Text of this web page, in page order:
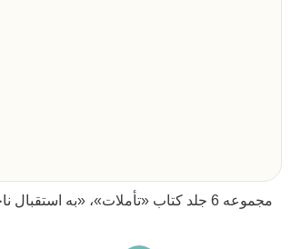
مجموعه 6 جلد کتاب «تأملات»، «به استقبال ناخوانده‌ها» و چهارجلدی «درستایش شکست» ویژه طرح به_دانی